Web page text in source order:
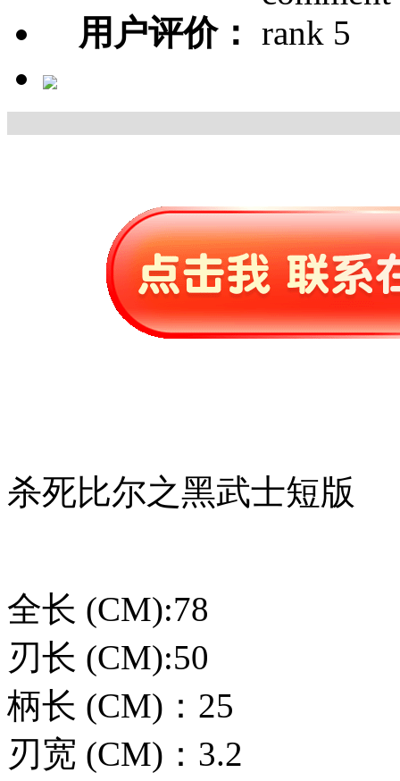
用户评价：
杀死比尔之黑武士短版
全长 (CM):78
刃长 (CM):50
柄长 (CM)：25
刃宽 (CM)：3.2